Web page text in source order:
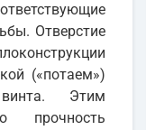
Отверстие
(«потаем»)
Этим
прочность